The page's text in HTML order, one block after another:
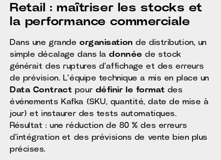
Retail : maîtriser les stocks et
la performance commerciale
Dans une grande organisation de distribution, un
simple décalage dans ladonnée de stock
générait des ruptures d’affichage et des erreurs
de prévision. L’équipe technique a mis en place un
Data Contract pour définir le format des
événements Kafka (SKU, quantité, date de mise à
jour) et instaurer des tests automatiques.
Résultat : une réduction de 80 % des erreurs
d’intégration et des prévisions de vente bien plus
précises.